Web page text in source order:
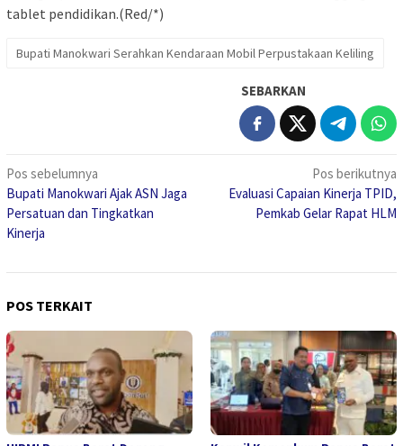
tablet pendidikan.(Red/*)
Bupati Manokwari Serahkan Kendaraan Mobil Perpustakaan Keliling
SEBARKAN
Navigasi
pos
Pos sebelumnya
Bupati Manokwari Ajak ASN Jaga
Persatuan dan Tingkatkan
Kinerja
Pos berikutnya
Evaluasi Capaian Kinerja TPID,
Pemkab Gelar Rapat HLM
POS TERKAIT